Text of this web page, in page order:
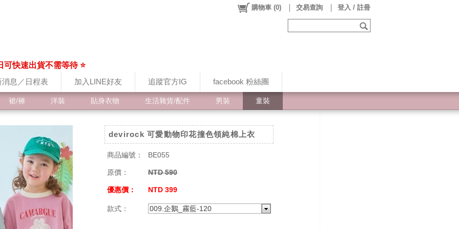
消息／日程表 加入LINE好友 追蹤官方IG facebook 粉絲團
購物車 (0) 交易查詢 登入 / 註冊
可快速出貨不需等待 ⭐
裙/褲 洋裝 貼身衣物 生活雜貨/配件 男裝 童裝
devirock 可愛動物印花撞色領純棉上衣
商品編號： BE055
原價： NTD 590
優惠價： NTD 399
款式： 009.企鵝_霧藍-120